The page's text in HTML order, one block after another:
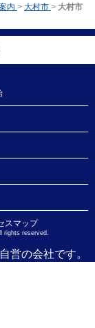
内 > 大村市 > 大村市
スマップ
rights reserved.
営の会社です。